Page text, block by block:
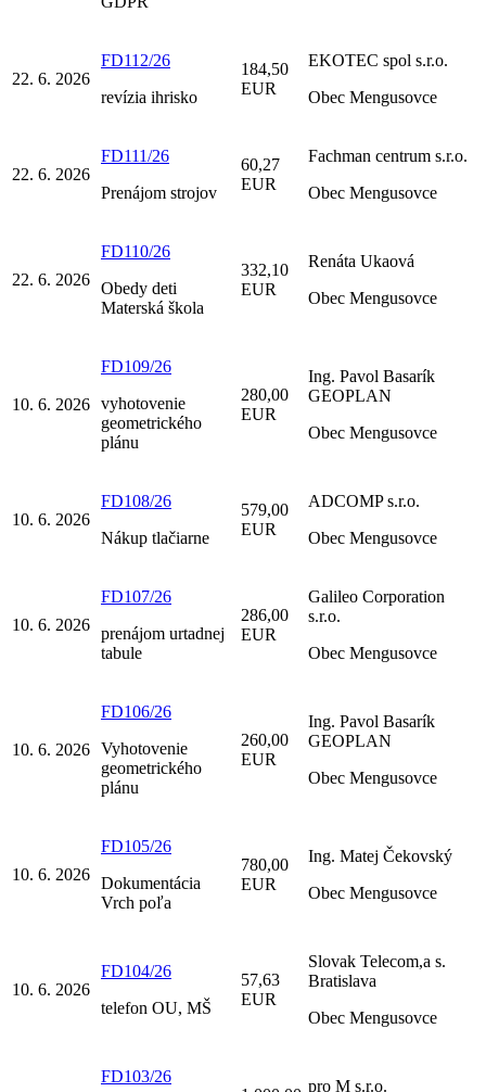
22. 6. 2026
FD112/26
revízia ihrisko
184,50
EUR
EKOTEC spol s.r.o.
Obec Mengusovce
22. 6. 2026
FD111/26
Prenájom strojov
60,27
EUR
Fachman centrum s.r.o.
Obec Mengusovce
22. 6. 2026
FD110/26
Obedy deti
Materská škola
332,10
EUR
Renáta Ukaová
Obec Mengusovce
10. 6. 2026
FD109/26
vyhotovenie
geometrického
plánu
280,00
EUR
Ing. Pavol Basarík
GEOPLAN
Obec Mengusovce
10. 6. 2026
FD108/26
Nákup tlačiarne
579,00
EUR
ADCOMP s.r.o.
Obec Mengusovce
10. 6. 2026
FD107/26
prenájom urtadnej
tabule
286,00
EUR
Galileo Corporation
s.r.o.
Obec Mengusovce
10. 6. 2026
FD106/26
Vyhotovenie
geometrického
plánu
260,00
EUR
Ing. Pavol Basarík
GEOPLAN
Obec Mengusovce
10. 6. 2026
FD105/26
Dokumentácia
Vrch poľa
780,00
EUR
Ing. Matej Čekovský
Obec Mengusovce
10. 6. 2026
FD104/26
telefon OU, MŠ
57,63
EUR
Slovak Telecom,a s.
Bratislava
Obec Mengusovce
FD103/26
pro M s.r.o.